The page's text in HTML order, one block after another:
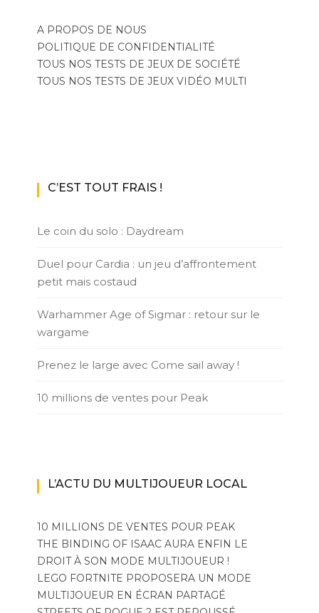
A PROPOS DE NOUS
POLITIQUE DE CONFIDENTIALITÉ
TOUS NOS TESTS DE JEUX DE SOCIÉTÉ
TOUS NOS TESTS DE JEUX VIDÉO MULTI
C’EST TOUT FRAIS !
Le coin du solo : Daydream
Duel pour Cardia : un jeu d’affrontement
petit mais costaud
Warhammer Age of Sigmar : retour sur le
wargame
Prenez le large avec Come sail away !
10 millions de ventes pour Peak
L’ACTU DU MULTIJOUEUR LOCAL
10 MILLIONS DE VENTES POUR PEAK
THE BINDING OF ISAAC AURA ENFIN LE
DROIT À SON MODE MULTIJOUEUR !
LEGO FORTNITE PROPOSERA UN MODE
MULTIJOUEUR EN ÉCRAN PARTAGÉ